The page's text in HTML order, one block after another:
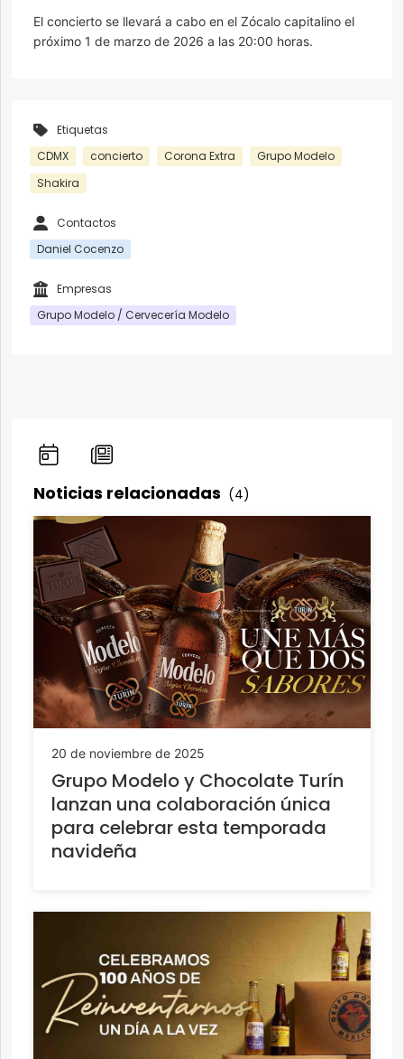
El concierto se llevará a cabo en el Zócalo capitalino el
próximo 1 de marzo de 2026 a las 20:00 horas.
Etiquetas
CDMX
concierto Corona Extra
Grupo Modelo
Shakira
Contactos
Daniel Cocenzo
Empresas
Grupo Modelo / Cervecería Modelo
Noticias relacionadas (4)
20 de noviembre de 2025
Grupo Modelo y Chocolate Turín
lanzan una colaboración única
para celebrar esta temporada
navideña